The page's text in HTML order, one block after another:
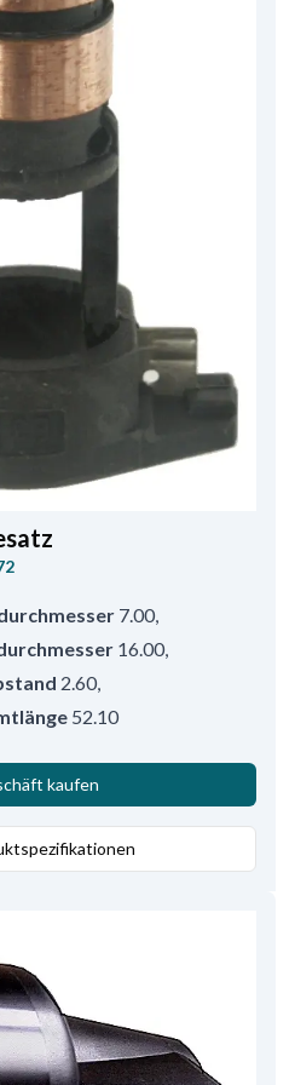
7.00,
16.00,
2.60,
52.10
kaufen